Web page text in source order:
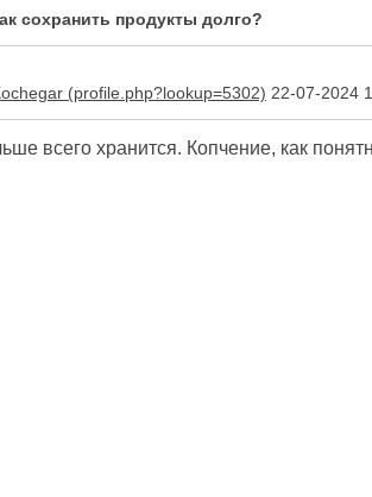
сохранить продукты долго?
22-07-2024
всего хранится. Копчение, как